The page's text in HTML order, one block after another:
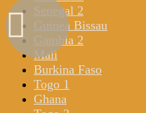
Senegal 2
Guinea Bissau
Gambia 2
Mali
Burkina Faso
Togo 1
Ghana